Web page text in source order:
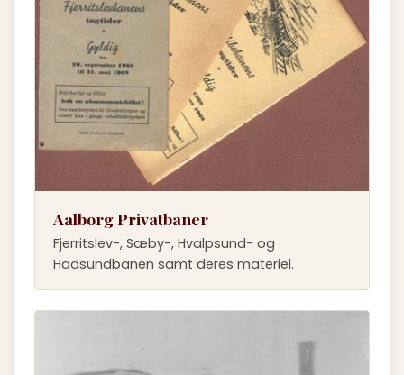
Aalborg Privatbaner
Fjerritslev-, Sæby-, Hvalpsund- og
Hadsundbanen samt deres materiel.